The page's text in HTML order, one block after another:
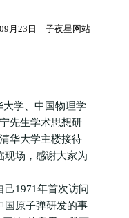
月23日 子夜星网站
学、中国物理学
先生学术思想研
华大学主楼接待
现场，感谢大家为
1971年首次访问
国原子弹研发的事